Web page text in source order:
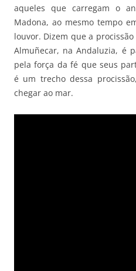
aqueles que carregam o
Madona, ao mesmo tempo
louvor. Dizem que a
Almuñecar, na Andaluzia, é
pela força da fé que seus
é um trecho dessa
chegar ao mar.